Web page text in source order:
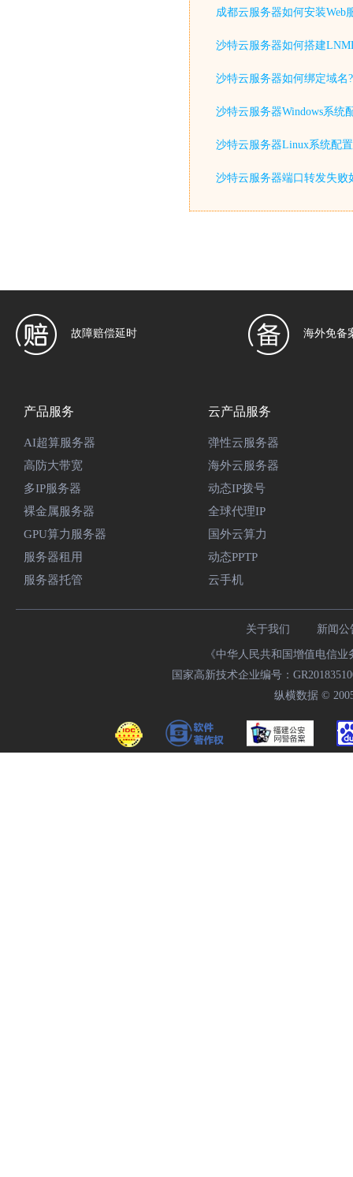
成都云服务器如何安装Web
沙特云服务器如何搭建
沙特云服务器如何绑定域名?
沙特云服务器Windows系统
沙特云服务器Linux系统配
沙特云服务器端口转发失败
故障赔偿延时 海外免备
产品服务
AI超算服务器
高防大带宽
多IP服务器
裸金属服务器
GPU算力服务器
服务器租用
服务器托管
云产品服务
弹性云服务器
海外云服务器
动态IP拨号
全球代理IP
国外云算力
动态PPTP
云手机
关于我们 新闻公
《中华人民共和国增值电信
国家高新技术企业编号：
纵横数据 ©